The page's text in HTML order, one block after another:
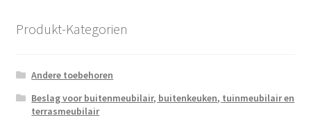
Produkt-Kategorien
Andere toebehoren
Beslag voor buitenmeubilair, buitenkeuken, tuinmeubilair en
terrasmeubilair